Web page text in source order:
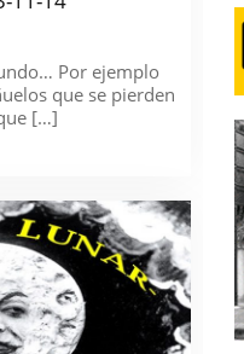
Por ejemplo
que se pierden
[…]